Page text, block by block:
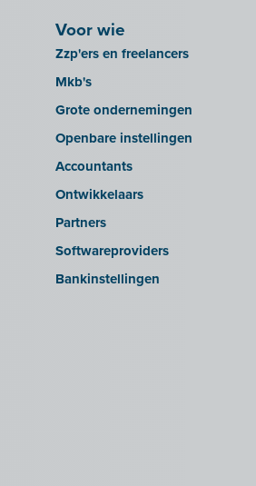
Voor wie
Zzp'ers en freelancers
Mkb's
Grote ondernemingen
Openbare instellingen
Accountants
Ontwikkelaars
Partners
Softwareproviders
Bankinstellingen